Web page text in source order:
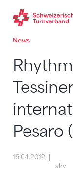
Zum Inhalt
Zur Sitemap
Zum Navigieren
News
Pesaro
16.04.2012
ahv